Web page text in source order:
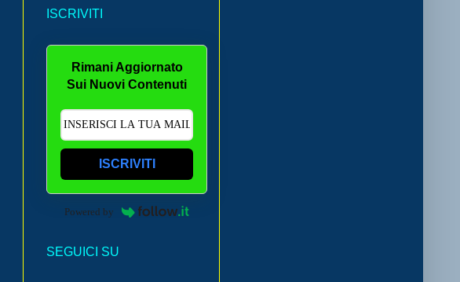
ISCRIVITI
Rimani Aggiornato
Sui Nuovi Contenuti
ISCRIVITI
Powered by
SEGUICI SU